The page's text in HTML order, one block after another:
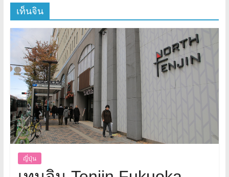
เท็นจิน
ญี่ปุ่น